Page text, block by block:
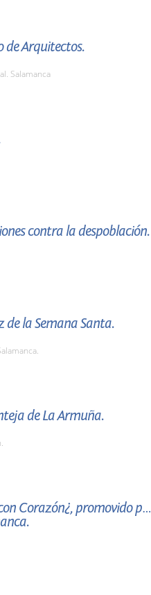
de Arquitectos.
Salamanca
contra la despoblación.
de la Semana Santa.
de La Armuña.
Corazón¿, promovido por